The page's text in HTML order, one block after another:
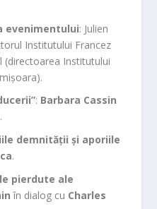
evenimentului: Julien
Institutului Francez
(directoarea Institutului
: Barbara Cassin
.
demnității și aporiile
.
pierdute ale
în dialog cu Charles